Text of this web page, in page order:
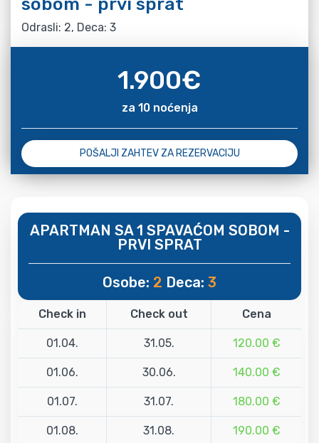
Odrasli: 2, Deca: 3
1.900€
za 10 noćenja
POŠALJI ZAHTEV ZA REZERVACIJU
APARTMAN SA 1 SPAVAĆOM SOBOM -
PRVI SPRAT
Osobe: 2 Deca: 3
Check in Check out Cena
01.04. 31.05. 120.00 €
01.06. 30.06. 140.00 €
01.07. 31.07. 180.00 €
01.08. 31.08. 190.00 €